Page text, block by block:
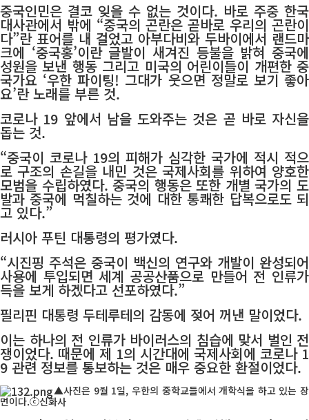
중국인민은 결코 잊을 수 없는 것이다. 바로 주중 한국
대사관에서 밖에 “중국의 곤란은 곧바로 우리의 곤란이
다”란 표어를 내 걸었고 아부다비와 두바이에서 랜드마
크에 ‘중국홍’이란 글발이 새겨진 등불을 밝혀 중국에
성원을 보낸 행동 그리고 미국의 어린이들이 개편한 중
국가요 ‘우한 파이팅! 그대가 웃으면 정말로 보기 좋아
요’란 노래를 부른 것.
코로나 19 앞에서 남을 도와주는 것은 곧 바로 자신을
돕는 것.
“중국이 코로나 19의 피해가 심각한 국가에 적시 적으
로 구조의 손길을 내민 것은 국제사회를 위하여 양호한
모범을 수립하였다. 중국의 행동은 또한 개별 국가의 도
발과 중국에 먹칠하는 것에 대한 통쾌한 답복으로도 되
고 있다.”
러시아 푸틴 대통령의 평가였다.
“시진핑 주석은 중국이 백신의 연구와 개발이 완성되어
사용에 투입되면 세계 공공산품으로 만들어 전 인류가
득을 보게 하겠다고 선포하였다.”
필리핀 대통령 두테루테의 감동에 젖어 꺼낸 말이었다.
이는 하나의 전 인류가 바이러스의 침습에 맞서 벌인 전
쟁이었다. 때문에 제 1의 시간대에 국제사회에 코로나 1
9 관련 정보를 통보하는 것은 매우 중요한 환절이었다.
▲사진은 9월 1일, 우한의 중학교들에서 개학식을 하고 있는 장
면이다.ⓒ신화사